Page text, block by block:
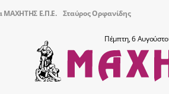
ΜΑΧΗΤΗΣ Ε.Π.Ε. Σταύρος Ορφανίδης
Πέμπτη, 6